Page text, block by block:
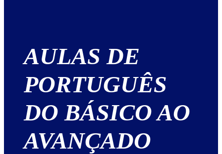
AULAS DE
PORTUGUÊS
DO BÁSICO AO
AVANÇADO